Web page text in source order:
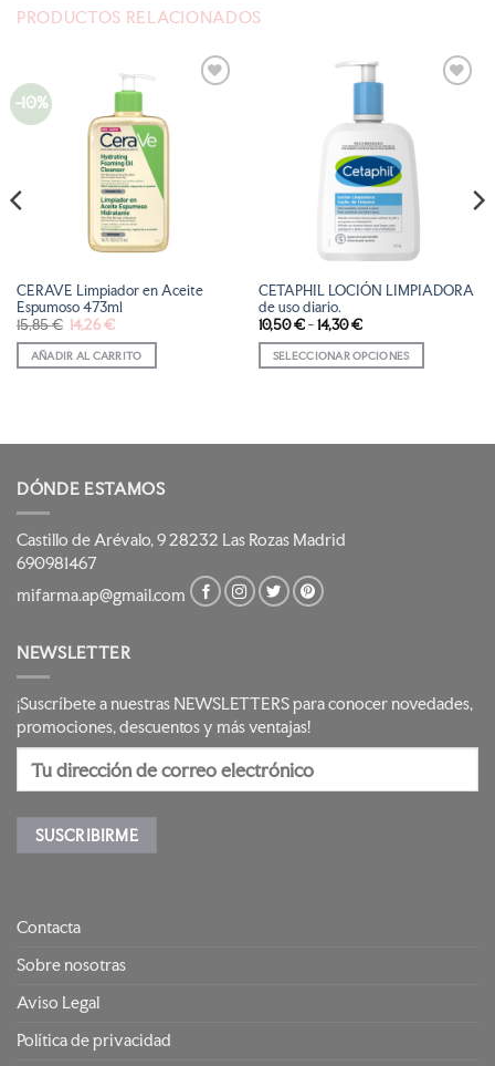
PRODUCTOS RELACIONADOS
-10%
CERAVE Limpiador en Aceite
Espumoso 473ml
15,85€ El
precio
original
era:
15,85 €.
14,26€El
actual
es:
14,26 €.
AÑADIR AL CARRITO
CETAPHIL LOCIÓN LIMPIADORA
de uso diario.
10,50€ - 14,30€Rango
precios:
desde
10,50 €
SELECCIONAR OPCIONES
pueden
en
la
DÓNDE ESTAMOS
Castillo de Arévalo, 9 28232 Las Rozas Madrid
690981467
mifarma.ap@gmail.com
NEWSLETTER
¡Suscríbete a nuestras NEWSLETTERS para conocer novedades,
promociones, descuentos y más ventajas!
Contacta
Sobre nosotras
Aviso Legal
Política de privacidad